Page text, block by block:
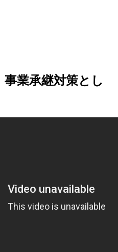
業承継対策とし